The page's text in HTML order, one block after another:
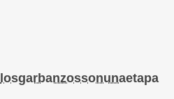
losgarbanzossonunaetapa